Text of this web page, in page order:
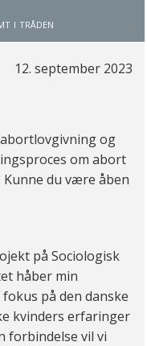
i tråden
12. september 2023
og
om abort
du være åben
på Sociologisk
håber min
på den danske
kvinders erfaringer
forbindelse vil vi